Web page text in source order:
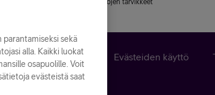
Älykellojen tarvikkeet
Käyttöehdot Evästeiden käyttö
sekä
alla. Kaikki luokat
osapuolille. Voit
evästeistä saat